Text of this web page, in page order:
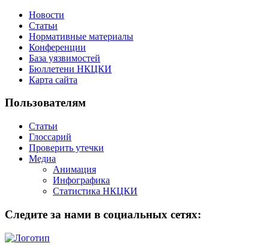
Новости
Статьи
Нормативные материалы
Конференции
База уязвимостей
Бюллетени НКЦКИ
Карта сайта
Пользователям
Статьи
Глоссарий
Проверить утечки
Медиа
Анимация
Инфографика
Статистика НКЦКИ
Следите за нами в социальных сетях: